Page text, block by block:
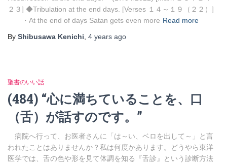
２３] ◆Tribulation at the end days. [Verses １４～１９（２２）]
・At the end of days Satan gets even more Read more
By Shibusawa Kenichi 4 years ago
聖書のいい話
(484) “心に満ちていることを、口
（舌）が話すのです。”
病院へ行って、お医者さんに「は～い、ベロを出して～」と言
われたことはありませんか？私は何度かあります。どうやら東洋
医学では、舌の色や形を見て体調を知る『舌診』という診断方法